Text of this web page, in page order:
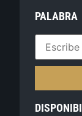
PALABRA